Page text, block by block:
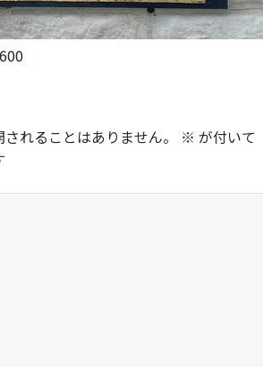
れることはありません。 ※ が付いて